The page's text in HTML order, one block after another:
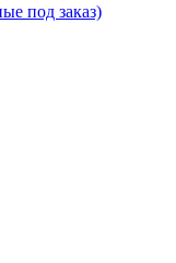
под заказ)